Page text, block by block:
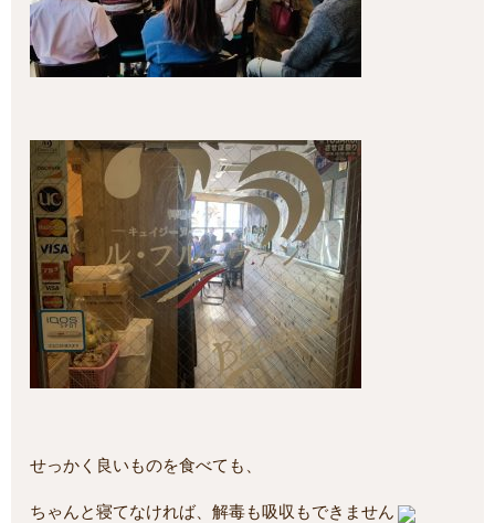
せっかく良いものを食べても、
ちゃんと寝てなければ、解毒も吸収もできません